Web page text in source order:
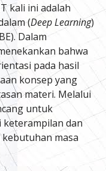
kali ini adalah
(Deep Learning)
Dalam
bahwa
pada hasil
konsep yang
materi. Melalui
untuk
keterampilan dan
masa